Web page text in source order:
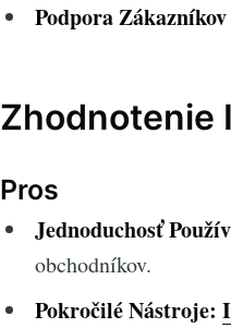
Podpora
Zhodnotenie
Pros
Jednoduchosť
obchodníkov.
Pokročilé Nástroje: